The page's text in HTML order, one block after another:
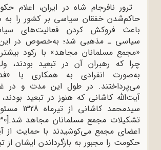
ترور نافرجام شاه در ایران، اعلام
حاکم‌شدن خفقان سیاسی بر کشور را به
باعث فروکش کردن فعالیت‌های
سیاسی ـ مذهبی شد؛ به‌خصوص در این
«مجمع مسلمانان مجاهد» با رکود
چرا که رهبران آن در تبعید بودند،
به‌صورت انفرادی به همکاری با
می‌پرداختند. در طول این مدت و
آیت‌الله کاشانی که هنوز در تبعید بودند،
سیدمحمد
تشکیلات مجمع مسلمانان مجاهد شد.[30]
اعضای مجمع می‌کوشیدند با حمایت از
حکومت را مجبور به بازگرداندن ایشان از